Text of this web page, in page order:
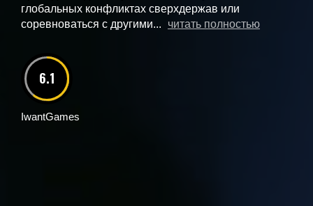
глобальных конфликтах сверхдержав или
соревноваться с другими...
читать полностью
6.1
IwantGames